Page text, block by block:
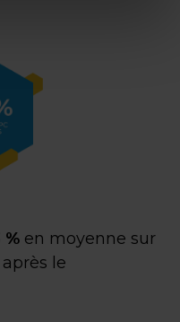
% en moyenne sur
le